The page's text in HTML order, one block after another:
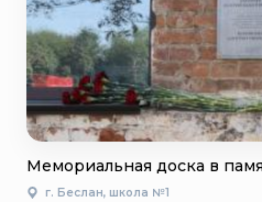
Мемориальная доска в
г. Беслан, школа №1